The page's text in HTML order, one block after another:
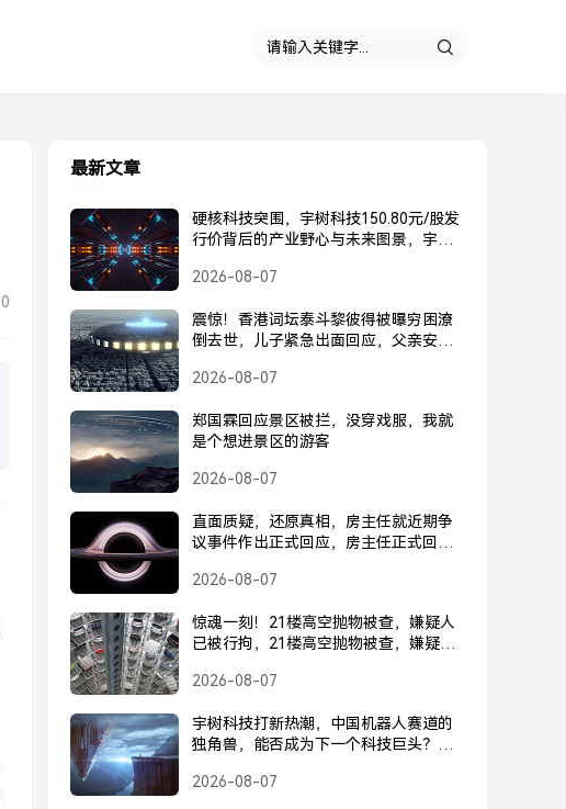
0
最新文章
硬核科技突围，宇树科技150.80元/股发
行价背后的产业野心与未来图景，宇树
背后的产业野心与未来图景
2026-08-07
震惊！香港词坛泰斗黎彼得被曝穷困潦
倒去世，儿子紧急出面回应，父亲安
紧急回应，父亲安好并未离世
2026-08-07
郑国霖回应景区被拦，没穿戏服，我就
是个想进景区的游客
2026-08-07
直面质疑，还原真相，房主任就近期争
议事件作出正式回应，房主任正式回应
2026-08-07
惊魂一刻！21楼高空抛物被查，嫌疑人
已被行拘，21楼高空抛物被查，嫌疑人
2026-08-07
宇树科技打新热潮，中国机器人赛道的
独角兽，能否成为下一个科技巨头？宇
否成为下一个科技巨头？
2026-08-07